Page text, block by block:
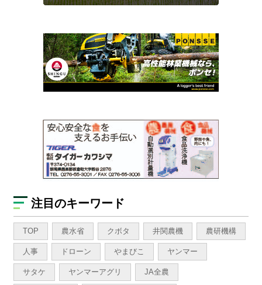
注目のキーワード
TOP 農水省 クボタ 井関農機 農研機構
人事 ドローン やまびこ ヤンマー
サタケ ヤンマーアグリ JA全農